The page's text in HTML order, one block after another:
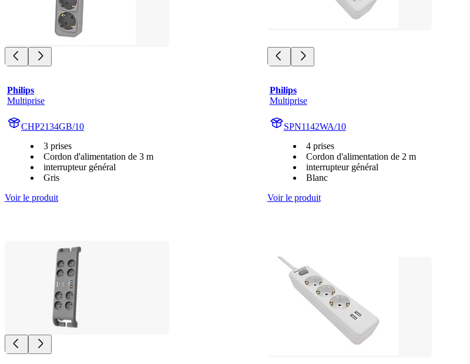
Philips
Multiprise
CHP2134GB/10
3 prises
Cordon d'alimentation de 3 m
interrupteur général
Gris
Voir le produit
Philips
Multiprise
SPN1142WA/10
4 prises
Cordon d'alimentation de 2 m
interrupteur général
Blanc
Voir le produit